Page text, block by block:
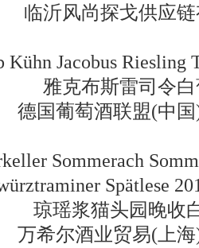
沂风尚探戈供应链
Jacobus Riesling
雅克布斯雷司令白
国葡萄酒联盟(中国
Sommerach
Spätlese
琼瑶浆猫头园晚收
希尔酒业贸易(上海